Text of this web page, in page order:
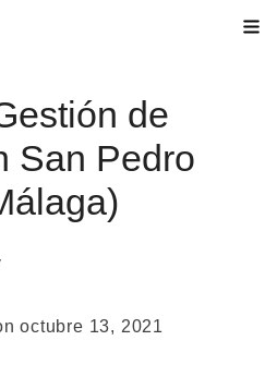
de
San Pedro
octubre 13, 2021